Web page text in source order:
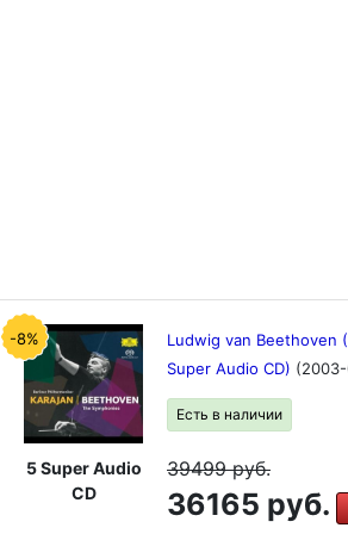
-8%
5 Super Audio
CD
Ludwig van Beethoven
Super Audio CD)
Есть в наличии
39499руб.
36165 руб.